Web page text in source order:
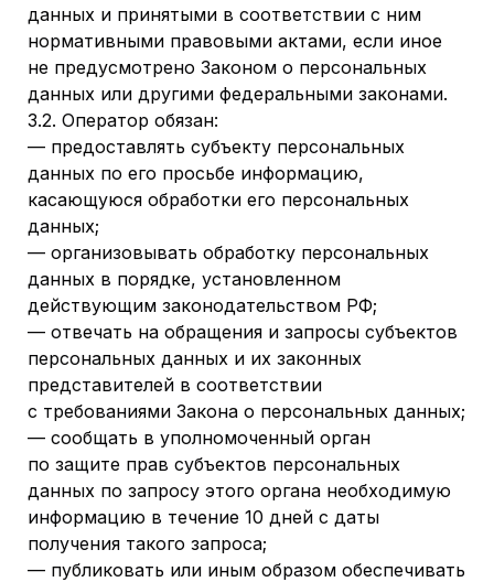
данных и принятыми в соответствии с ним
нормативными правовыми актами, если иное
не предусмотрено Законом о персональных
данных или другими федеральными законами.
3.2. Оператор обязан:
— предоставлять субъекту персональных
данных по его просьбе информацию,
касающуюся обработки его персональных
данных;
— организовывать обработку персональных
данных в порядке, установленном
действующим законодательством РФ;
— отвечать на обращения и запросы субъектов
персональных данных и их законных
представителей в соответствии
с требованиями Закона о персональных данных;
— сообщать в уполномоченный орган
по защите прав субъектов персональных
данных по запросу этого органа необходимую
информацию в течение 10 дней с даты
получения такого запроса;
— публиковать или иным образом обеспечивать